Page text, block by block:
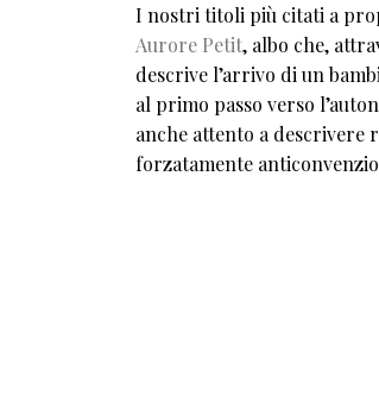
I nostri titoli più citati a
Aurore Petit, albo che,
descrive l’arrivo di un
al primo passo verso
anche attento a descrivere
forzatamente